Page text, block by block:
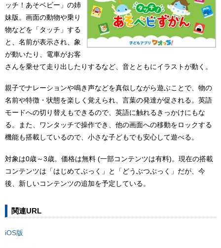
ッチ！あそベビー」の姉
妹版。画面の動物や乗り
物などを「タッチ」する
と、名前が表示され、象
が動いたり、電車がお客
さんを乗せて走り出したりするなど、音とともにイラストが動く。
親子でナレーションや鳴き声などを真似しながら遊ぶことで、物の
名前や特徴・状態を楽しく覚えられ、言葉の発達が促される。英語
モードへの切り替えもできるので、英語に触れるきっかけにもな
る。また、ワンタッチで操作でき、他の画面への移動をロックする
機能も搭載しているので、小さな子どもでも安心して遊べる。
対象は0歳～3歳。価格は無料 (一部コンテンツは有料)。現在の搭載
コンテンツは「はじめてぶっく」と「どうぶつぶっく」だが、今
後、新しいコンテンツの追加を予定している。
関連URL
iOS版